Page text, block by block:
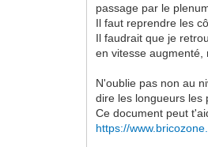
passage par le
Il faut reprendre les
Il faudrait que je
en vitesse augmenté,
N'oublie pas non au
dire les longueurs les
Ce document peut
https://